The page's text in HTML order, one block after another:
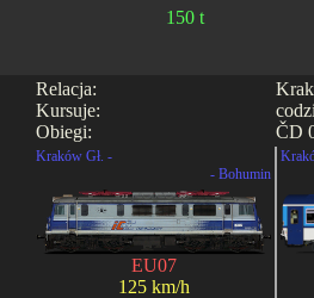
150 t
Relacja:
Kursuje:
Obiegi:
ČD
Kraków Gł. -
- Bohumin
EU07
125 km/h